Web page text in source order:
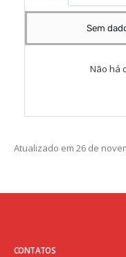
Sem
Não há
Atualizado em 26 de
CONTATOS